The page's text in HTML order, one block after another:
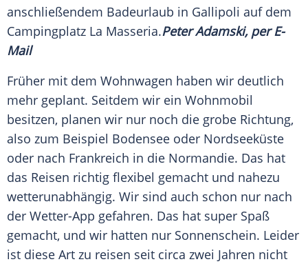
anschließendem Badeurlaub in Gallipoli auf dem
Campingplatz La Masseria.Peter Adamski, per E-
Mail
Früher mit dem Wohnwagen haben wir deutlich
mehr geplant. Seitdem wir ein Wohnmobil
besitzen, planen wir nur noch die grobe Richtung,
also zum Beispiel Bodensee oder Nordseeküste
oder nach Frankreich in die Normandie. Das hat
das Reisen richtig flexibel gemacht und nahezu
wetterunabhängig. Wir sind auch schon nur nach
der Wetter-App gefahren. Das hat super Spaß
gemacht, und wir hatten nur Sonnenschein. Leider
ist diese Art zu reisen seit circa zwei Jahren nicht